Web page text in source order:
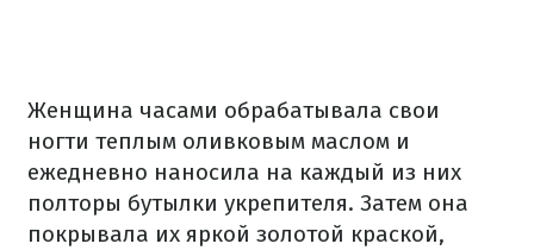
Женщина часами обрабатывала свои
ногти теплым оливковым маслом и
ежедневно наносила на каждый из них
полторы бутылки укрепителя. Затем она
покрывала их яркой золотой краской,